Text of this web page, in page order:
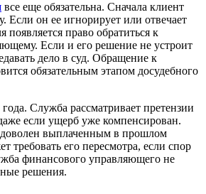
все еще обязательна. Сначала клиент
Если он ее игнорирует или отвечает
появляется право обратиться к
Если и его решение не устроит
дело в суд. Обращение к
обязательным этапом досудебного
Служба рассматривает претензии
если ущерб уже компенсирован.
выплаченным в прошлом
требовать его пересмотра, если спор
финансового управляющего не
решения.